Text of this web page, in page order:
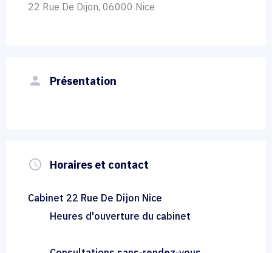
22 Rue De Dijon, 06000 Nice
person Présentation
query_builder Horaires et contact
Cabinet 22 Rue De Dijon Nice
Heures d'ouverture du cabinet